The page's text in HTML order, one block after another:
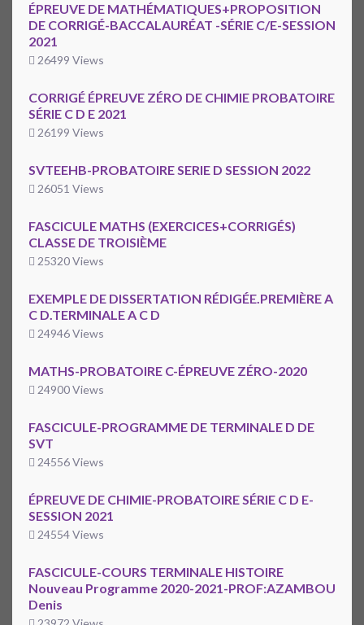
ÉPREUVE DE MATHÉMATIQUES+PROPOSITION
DE CORRIGÉ-BACCALAURÉAT -SÉRIE C/E-SESSION
2021
26499 Views
CORRIGÉ ÉPREUVE ZÉRO DE CHIMIE PROBATOIRE
SÉRIE C D E 2021
26199 Views
SVTEEHB-PROBATOIRE SERIE D SESSION 2022
26051 Views
FASCICULE MATHS (EXERCICES+CORRIGÉS)
CLASSE DE TROISIÈME
25320 Views
EXEMPLE DE DISSERTATION RÉDIGÉE.PREMIÈRE A
C D.TERMINALE A C D
24946 Views
MATHS-PROBATOIRE C-ÉPREUVE ZÉRO-2020
24900 Views
FASCICULE-PROGRAMME DE TERMINALE D DE
SVT
24556 Views
ÉPREUVE DE CHIMIE-PROBATOIRE SÉRIE C D E-
SESSION 2021
24554 Views
FASCICULE-COURS TERMINALE HISTOIRE
Nouveau Programme 2020-2021-PROF:AZAMBOU
Denis